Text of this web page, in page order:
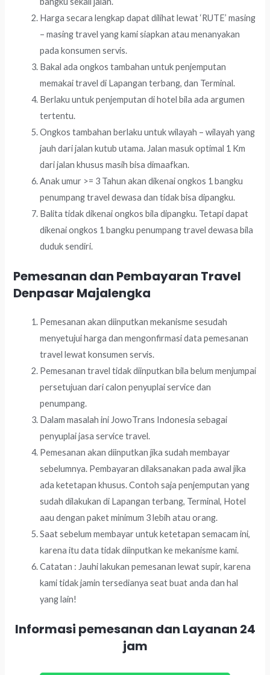
Harga secara lengkap dapat dilihat lewat ‘RUTE’ masing
– masing travel yang kami siapkan atau menanyakan
pada konsumen servis.
Bakal ada ongkos tambahan untuk penjemputan
memakai travel di Lapangan terbang, dan Terminal.
Berlaku untuk penjemputan di hotel bila ada argumen
tertentu.
Ongkos tambahan berlaku untuk wilayah – wilayah yang
jauh dari jalan kutub utama. Jalan masuk optimal 1 Km
dari jalan khusus masih bisa dimaafkan.
Anak umur >= 3 Tahun akan dikenai ongkos 1 bangku
penumpang travel dewasa dan tidak bisa dipangku.
Balita tidak dikenai ongkos bila dipangku. Tetapi dapat
dikenai ongkos 1 bangku penumpang travel dewasa bila
duduk sendiri.
Pemesanan dan Pembayaran Travel
Denpasar Majalengka
Pemesanan akan diinputkan mekanisme sesudah
menyetujui harga dan mengonfirmasi data pemesanan
travel lewat konsumen servis.
Pemesanan travel tidak diinputkan bila belum menjumpai
persetujuan dari calon penyuplai service dan
penumpang.
Dalam masalah ini JowoTrans Indonesia sebagai
penyuplai jasa service travel.
Pemesanan akan diinputkan jika sudah membayar
sebelumnya. Pembayaran dilaksanakan pada awal jika
ada ketetapan khusus. Contoh saja penjemputan yang
sudah dilakukan di Lapangan terbang, Terminal, Hotel
aau dengan paket minimum 3 lebih atau orang.
Saat sebelum membayar untuk ketetapan semacam ini,
karena itu data tidak diinputkan ke mekanisme kami.
Catatan : Jauhi lakukan pemesanan lewat supir, karena
kami tidak jamin tersedianya seat buat anda dan hal
yang lain!
Informasi pemesanan dan Layanan 24
jam